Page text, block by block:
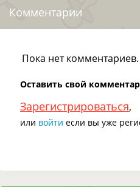
Комментарии
Пока нет комментариев.
Оставить свой
Зарегистрироваться,
или войти если вы уже